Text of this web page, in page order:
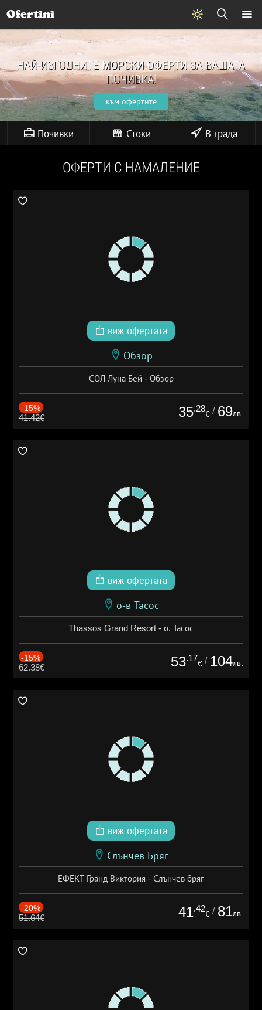
Ofertini
НАЙ-ИЗГОДНИТЕ МОРСКИ ОФЕРТИЗА ВАШАТА
ПОЧИВКА!
към офертите
Почивки Стоки В града
ОФЕРТИ С НАМАЛЕНИЕ
виж офертата
Обзор
СОЛ Луна Бей - Обзор
-15%
41.42€ 35.28
€ / 69лв.
виж офертата
о-в Тасос
Thassos Grand Resort - о. Тасос
-15%
62.38€ 53.17
€ / 104лв.
виж офертата
Слънчев Бряг
ЕФЕКТ Гранд Виктория - Слънчев бряг
-20%
51.64€ 41.42
€ / 81лв.